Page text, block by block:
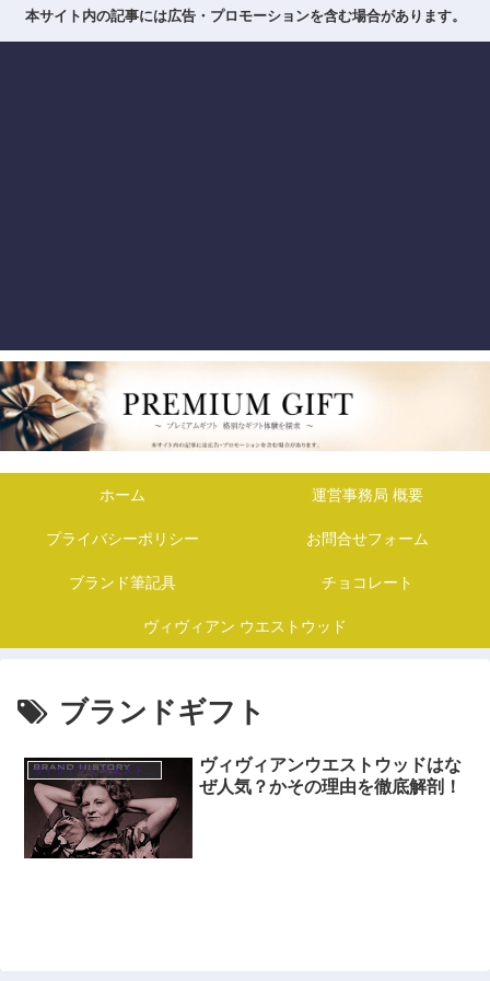
本サイト内の記事には広告・プロモーションを含む場合があります。
ホーム 運営事務局 概要
プライバシーポリシー お問合せフォーム
ブランド筆記具 チョコレート
ヴィヴィアン ウエストウッド
ブランドギフト
ヴィヴィアン ウエストウッド
ヴィヴィアンウエストウッドはな
ぜ人気？かその理由を徹底解剖！